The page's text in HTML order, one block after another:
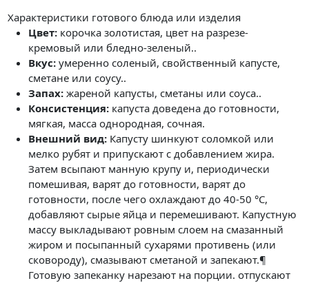
Характеристики готового блюда или изделия
Цвет: корочка золотистая, цвет на разрезе-
кремовый или бледно-зеленый..
Вкус: умеренно соленый, свойственный капусте,
сметане или соусу..
Запах: жареной капусты, сметаны или соуса..
Консистенция: капуста доведена до готовности,
мягкая, масса однородная, сочная.
Внешний вид: Капусту шинкуют соломкой или
мелко рубят и припускают с добавлением жира.
Затем всыпают манную крупу и, периодически
помешивая, варят до готовности, варят до
готовности, после чего охлаждают до 40-50 °C,
добавляют сырые яйца и перемешивают. Капустную
массу выкладывают ровным слоем на смазанный
жиром и посыпанный сухарями противень (или
сковороду), смазывают сметаной и запекают.¶
Готовую запеканку нарезают на порции. отпускают